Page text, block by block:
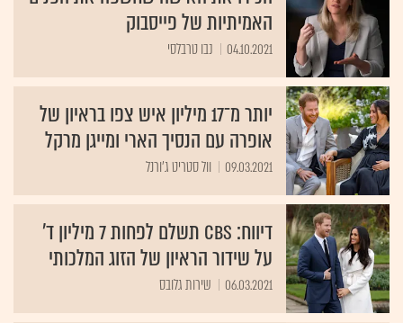
האמיתיות של פייסבוק
04.10.2021 נבו טרבלסי
יותר מ־17 מיליון איש צפו בראיון של
אופרה עם הנסיך הארי ומייגן מרקל
09.03.2021 וול סטריט ג'ורנל
דיווח: CBS תשלם לפחות 7 מיליון ד'
על שידור הראיון של הזוג המלכותי
06.03.2021 שירות גלובס